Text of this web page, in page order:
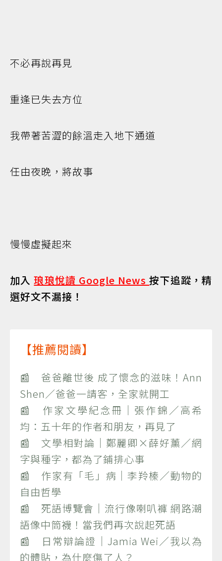
不必再說再見
重逢已失去方位
我帶著苦澀的餘溫走入地下通道
任由夜晚，將故事
慢慢虛擬起來
加入琅琅悅讀 Google News按下追蹤，精
選好文不漏接！
【推薦閱讀】
📰 爸爸離世後 成了懷念的滋味！Ann
Shen／爸爸一請客，全家就開工
📰 作家文學紀念冊｜張作錦／高希
均：五十年的作者和朋友，再見了
📰 文學相對論｜鄭麗卿×薛好薰／網
字與種字，都為了鋪排心事
📰 作家有「毛」病｜李羚榛／動物的
自由哲學
📰 死語博覽會｜流行像喇叭褲 網路潮
語像中筒襪！當我們再次說起死語
📰 日常辯論證｜Jamia Wei／我以為
的體貼，為什麼傷了人？